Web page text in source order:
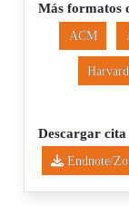
Más formatos
ACM
Harvard
Descargar cita
Endnote/